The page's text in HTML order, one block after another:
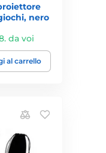
nero
da voi
al carrello